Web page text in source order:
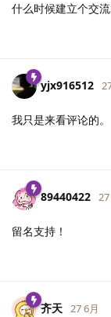
什么时候建立个交
yjx916512
我只是来看评论的。
89440422 27
留名支持！
齐天 27 6月